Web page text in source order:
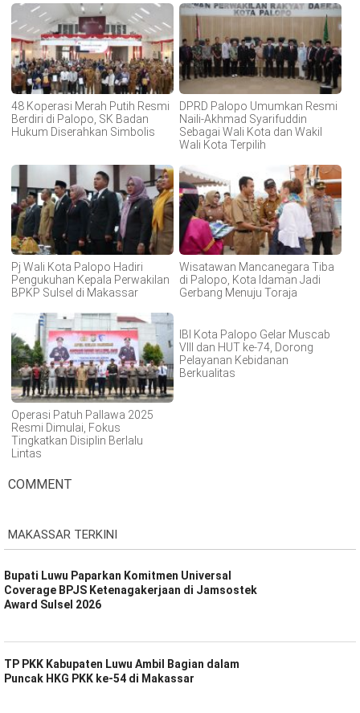
48 Koperasi Merah Putih Resmi
Berdiri di Palopo, SK Badan
Hukum Diserahkan Simbolis
DPRD Palopo Umumkan Resmi
Naili-Akhmad Syarifuddin
Sebagai Wali Kota dan Wakil
Wali Kota Terpilih
Pj Wali Kota Palopo Hadiri
Pengukuhan Kepala Perwakilan
BPKP Sulsel di Makassar
Wisatawan Mancanegara Tiba
di Palopo, Kota Idaman Jadi
Gerbang Menuju Toraja
Operasi Patuh Pallawa 2025
Resmi Dimulai, Fokus
Tingkatkan Disiplin Berlalu
Lintas
IBI Kota Palopo Gelar Muscab
VIII dan HUT ke-74, Dorong
Pelayanan Kebidanan
Berkualitas
COMMENT
MAKASSAR TERKINI
Bupati Luwu Paparkan Komitmen Universal
Coverage BPJS Ketenagakerjaan di Jamsostek
Award Sulsel 2026
TP PKK Kabupaten Luwu Ambil Bagian dalam
Puncak HKG PKK ke-54 di Makassar